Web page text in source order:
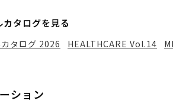
カタログを見る
タログ 2026 HEALTHCARE Vol.14
ション